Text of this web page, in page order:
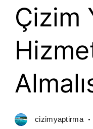
Çizim
cizimyaptirma